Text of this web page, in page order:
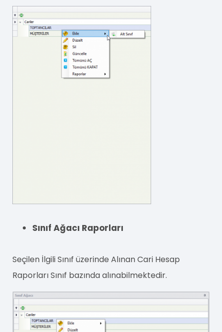
Sınıf Ağacı Raporları
Seçilen İlgili Sınıf üzerinde Alınan Cari Hesap
Raporları Sınıf bazında alınabilmektedir.